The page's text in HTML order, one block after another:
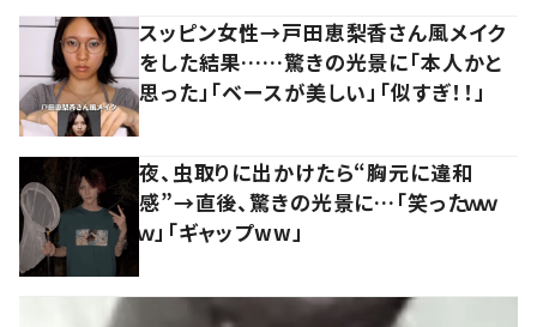
スッピン女性→戸田恵梨香さん風メイク
をした結果……驚きの光景に「本人かと
思った」「ベースが美しい」「似すぎ！！」
夜、虫取りに出かけたら“胸元に違和
感”→直後、驚きの光景に…「笑ったｗｗ
ｗ」「ギャップww」